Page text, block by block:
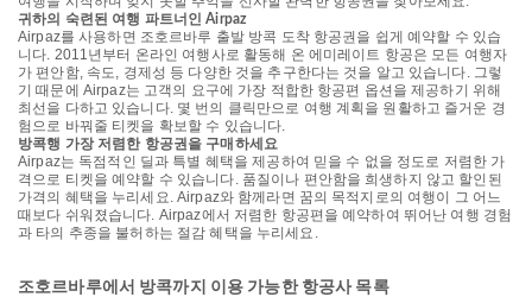
귀하의 숙련된 여행 파트너인 Airpaz
Airpaz를 사용하면 조호르바루 출발 방콕 도착 항공권을 쉽게 예약할 수 있습
니다. 2011년부터 온라인 여행사로 활동해 온 에미레이트 항공은 모든 여행자
가 편안함, 속도, 경제성 등 다양한 것을 추구한다는 것을 알고 있습니다. 그렇
기 때문에 Airpaz는 고객의 요구에 가장 적합한 항공편 옵션을 제공하기 위해
최선을 다하고 있습니다. 몇 번의 클릭만으로 여행 계획을 원활하고 즐거운 경
험으로 바꿔줄 티켓을 확보할 수 있습니다.
방콕행 가장 저렴한 항공권을 구매하세요
Airpaz는 독점적인 딜과 특별 혜택을 제공하여 믿을 수 없을 정도로 저렴한 가
격으로 티켓을 예약할 수 있습니다. 품질이나 편안함을 희생하지 않고 할인된
가격의 혜택을 누리세요. Airpaz와 함께라면 꿈의 목적지로의 여행이 그 어느
때보다 쉬워졌습니다. Airpaz에서 저렴한 항공편을 예약하여 뛰어난 여행 경험
과 타의 추종을 불허하는 절감 혜택을 누리세요.
조호르바루에서 방콕까지 이용 가능한 항공사 목록